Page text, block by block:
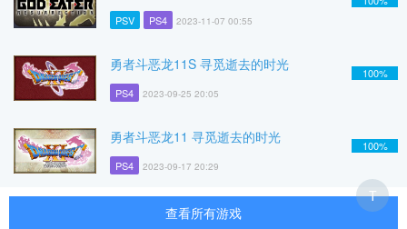
PSV PS4 2023-11-07 00:55
勇者斗恶龙11S 寻觅逝去的时光
PS4 2023-09-25 20:05
100%
勇者斗恶龙11 寻觅逝去的时光
PS4 2023-09-17 20:29
100%
查看所有游戏
T